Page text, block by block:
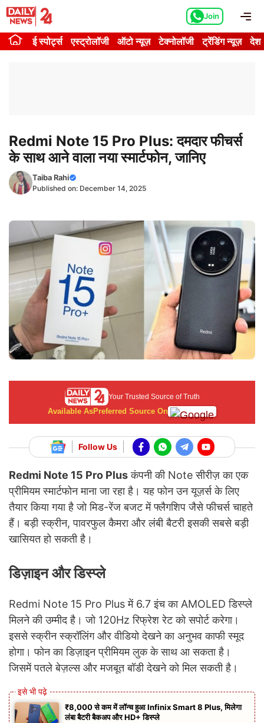
Skip
content
Join
ई स्पोर्ट्स एस्ट्रोलॉजी ऑटो न्यूज़ टेक्नोलॉजी ट्रेंडिंग न्यूज़ देश
Redmi Note 15 Pro Plus: दमदार फीचर्स
के साथ आने वाला नया स्मार्टफोन, जानिए
Taiba Rahi
Published on: December 14, 2025
Your Trusted Source of Truth
Available AsPreferred Source On
Follow Us
Redmi Note 15 Pro Plusकंपनी की Note सीरीज़ का एक
प्रीमियम स्मार्टफोन माना जा रहा है। यह फोन उन यूज़र्स के लिए
तैयार किया गया है जो मिड-रेंज बजट में फ्लैगशिप जैसे फीचर्स चाहते
हैं। बड़ी स्क्रीन, पावरफुल कैमरा और लंबी बैटरी इसकी सबसे बड़ी
खासियत हो सकती है।
डिज़ाइन और डिस्प्ले
Redmi Note 15 Pro Plus में 6.7 इंच का AMOLED डिस्प्ले
मिलने की उम्मीद है। जो 120Hz रिफ्रेश रेट को सपोर्ट करेगा।
इससे स्क्रीन स्क्रॉलिंग और वीडियो देखने का अनुभव काफी स्मूद
होगा। फोन का डिज़ाइन प्रीमियम लुक के साथ आ सकता है।
जिसमें पतले बेज़ल्स और मजबूत बॉडी देखने को मिल सकती है।
₹8,000 से कम में लॉन्च हुआ Infinix Smart 8 Plus, मिलेगा
लंबा बैटरी बैकअप और HD+ डिस्प्ले